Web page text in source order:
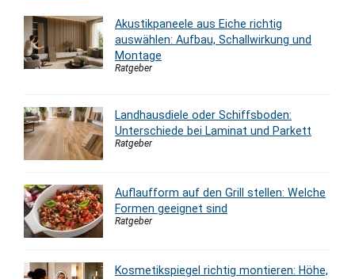
Akustikpaneele aus Eiche richtig
auswählen: Aufbau, Schallwirkung und
Montage
Ratgeber
Landhausdiele oder Schiffsboden:
Unterschiede bei Laminat und Parkett
Ratgeber
Auflaufform auf den Grill stellen: Welche
Formen geeignet sind
Ratgeber
Kosmetikspiegel richtig montieren: Höhe,